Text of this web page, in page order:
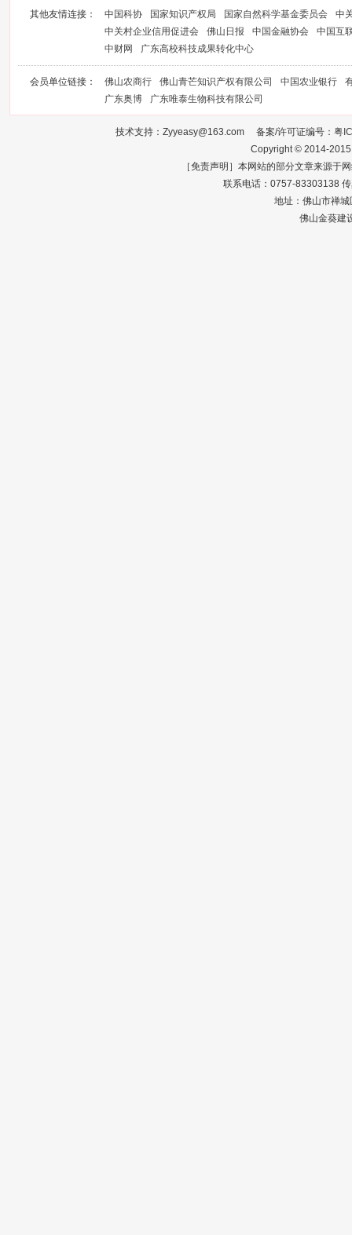
其他友情连接： 中国科协 国家知识产权局 国家自然科学基金委员会
中
中关村企业信用促进会
佛山日报 中国金融协会
中国互
中财网
广东高校科技成果转化中心
会员单位链接： 佛山农商行 佛山青芒知识产权有限公司 中国农业银行
广东奥博
广东唯泰生物科技有限公司
技术支持：Zyyeasy@163.com 备案/许可证编号： 粤
Copyright © 2014-
［免责声明］本网站的部分文章来源于
联系电话：0757-83303138
地址：佛山市禅
佛山金葵建